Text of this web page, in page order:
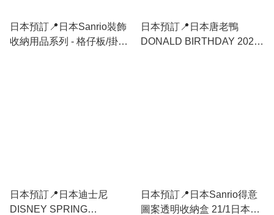
日本預訂📍日本Sanrio裝飾
收納用品系列 - 格仔板/掛鈎/
日本預訂📍日本唐老鴨
DONALD BIRTHDAY 2026
日本預訂📍日本迪士尼
DISNEY SPRING
日本預訂📍日本Sanrio得意
圖案透明收納盒 21/1日本開